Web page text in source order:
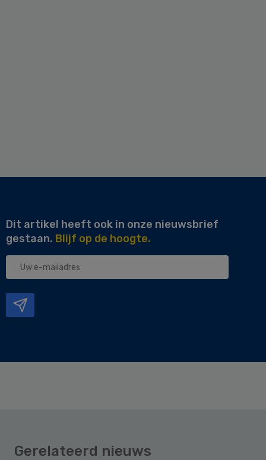
Dit artikel heeft ook in onze nieuwsbrief
gestaan. Blijf op de hoogte.
Uw
Gerelateerd nieuws